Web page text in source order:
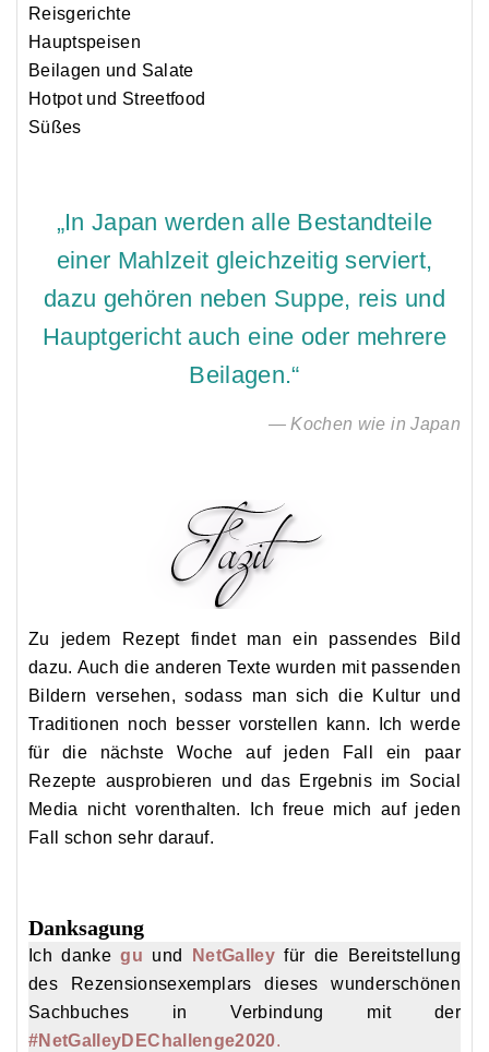
Reisgerichte
Hauptspeisen
Beilagen und Salate
Hotpot und Streetfood
Süßes
„In Japan werden alle Bestandteile
einer Mahlzeit gleichzeitig serviert,
dazu gehören neben Suppe, reis und
Hauptgericht auch eine oder mehrere
Beilagen.“
— Kochen wie in Japan
Zu jedem Rezept findet man ein passendes Bild
dazu. Auch die anderen Texte wurden mit passenden
Bildern versehen, sodass man sich die Kultur und
Traditionen noch besser vorstellen kann. Ich werde
für die nächste Woche auf jeden Fall ein paar
Rezepte ausprobieren und das Ergebnis im Social
Media nicht vorenthalten. Ich freue mich auf jeden
Fall schon sehr darauf.
Danksagung
Ich dankegu und NetGalley für die Bereitstellung
des Rezensionsexemplars dieses wunderschönen
Sachbuches in Verbindung mit der
#NetGalleyDEChallenge2020.